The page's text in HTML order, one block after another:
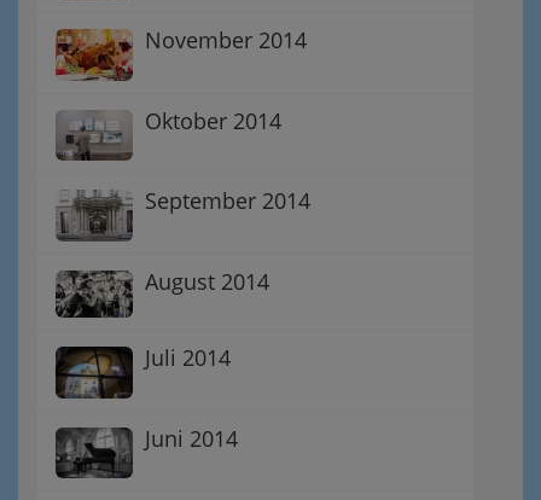
November 2014
Oktober 2014
September 2014
August 2014
Juli 2014
Juni 2014